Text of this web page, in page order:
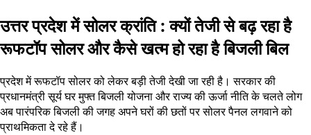
उत्तर प्रदेश में सोलर क्रांति : क्यों तेजी से बढ़ रहा है
रूफटॉप सोलर और कैसे खत्म हो रहा है बिजली बिल
प्रदेश में रूफटॉप सोलर को लेकर बड़ी तेजी देखी जा रही है। सरकार की
प्रधानमंत्री सूर्य घर मुफ्त बिजली योजना और राज्य की ऊर्जा नीति के चलते लोग
अब पारंपरिक बिजली की जगह अपने घरों की छतों पर सोलर पैनल लगवाने को
प्राथमिकता दे रहे हैं।